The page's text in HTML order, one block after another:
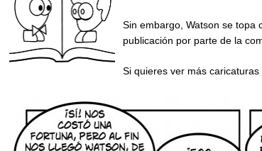
Sin embargo, Watson se topa
publicación por parte de la
Si quieres ver más